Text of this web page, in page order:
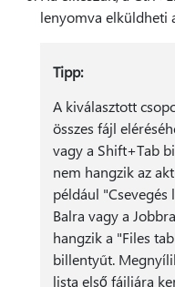
lenyomva elküldheti
Tipp:
A kiválasztott
összes fájl
vagy a Shift+Tab
nem hangzik az
például
Balra vagy a
hangzik a "Files
billentyűt.
lista első fájljára